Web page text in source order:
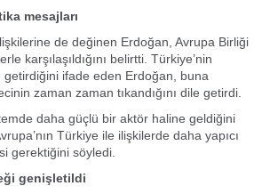
mesajları
de değinen Erdoğan, Avrupa Birliği
karşılaşıldığını belirtti. Türkiye’nin
ifade eden Erdoğan, buna
zaman zaman tıkandığını dile getirdi.
daha güçlü bir aktör haline geldiğini
Türkiye ile ilişkilerde daha yapıcı
gerektiğini söyledi.
genişletildi